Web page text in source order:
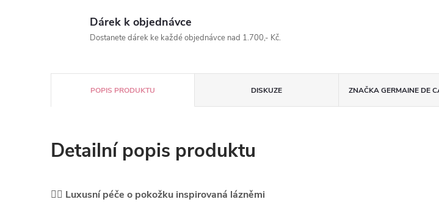
Dárek k objednávce
Dostanete dárek ke každé objednávce nad 1.700,- Kč.
POPIS PRODUKTU DISKUZE ZNAČKAGERMAINE DE
Detailní popis produktu
💆‍♀️ Luxusní péče o pokožku inspirovaná lázněmi